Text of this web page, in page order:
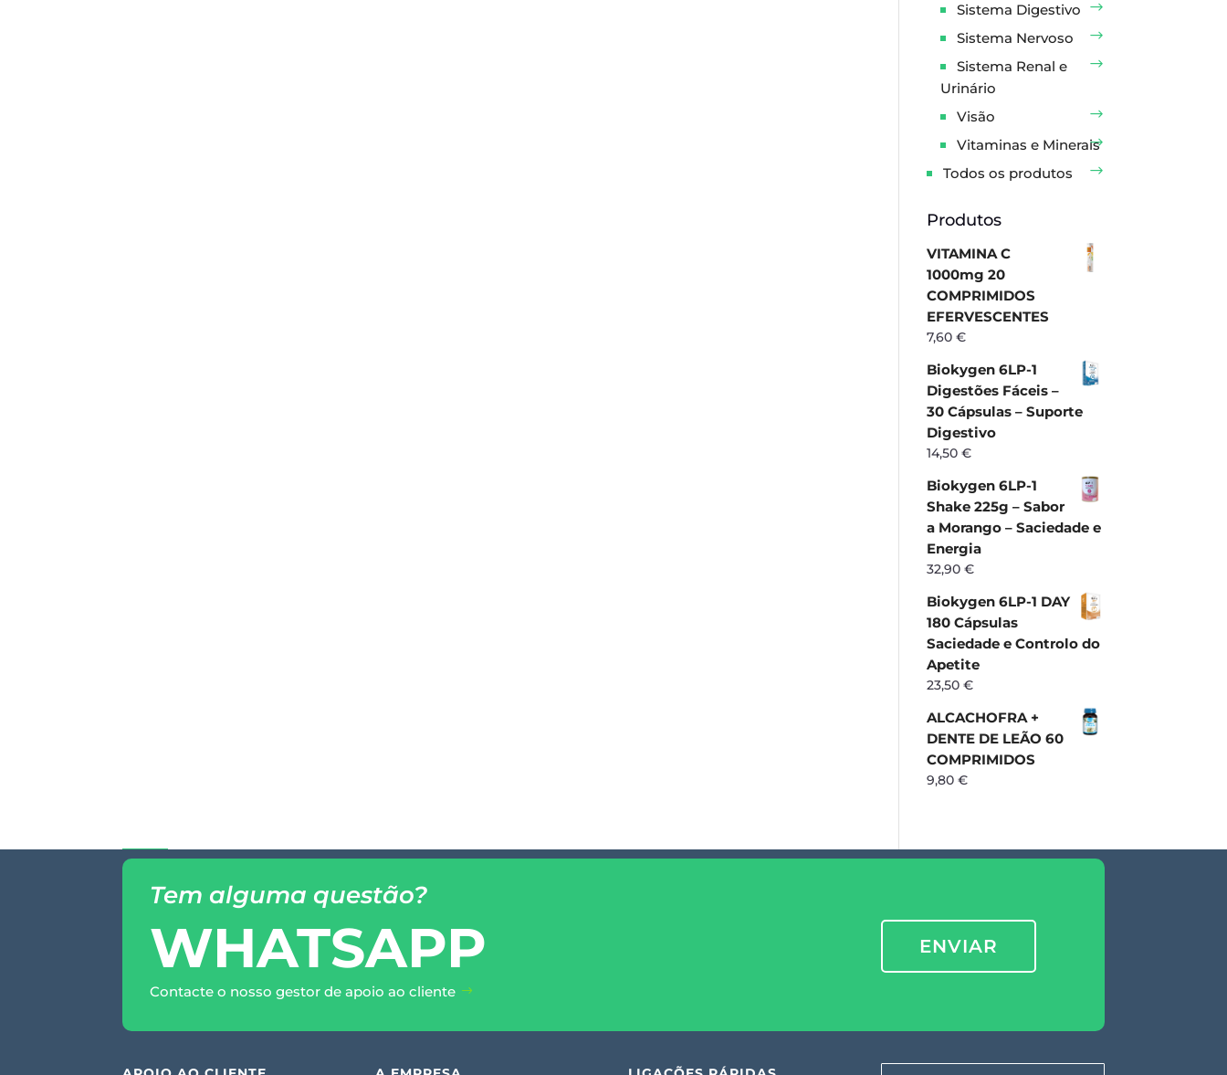
Sistema Digestivo
Sistema Nervoso
Sistema Renal e
Urinário
Visão
Vitaminas e Minerais
Todos os produtos
Produtos
VITAMINA C
1000mg 20
COMPRIMIDOS
EFERVESCENTES
7,60€
Biokygen 6LP-1
Digestões Fáceis –
30 Cápsulas – Suporte
Digestivo
14,50€
Biokygen 6LP-1
Shake 225g – Sabor
a Morango – Saciedade e
Energia
32,90€
Biokygen 6LP-1 DAY
180 Cápsulas
Saciedade e Controlo do
Apetite
23,50€
ALCACHOFRA +
DENTE DE LEÃO 60
COMPRIMIDOS
9,80€
Tem alguma questão?
WHATSAPP
Contacte o nosso gestor de apoio ao cliente
ENVIAR